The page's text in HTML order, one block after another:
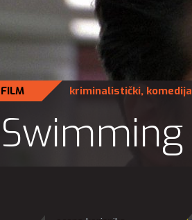
FILM kriminalistički, komedija